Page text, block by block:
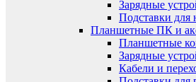
Зарядные
Подставки для
Планшетные ПК и
Планшетные
Зарядные
Кабели и